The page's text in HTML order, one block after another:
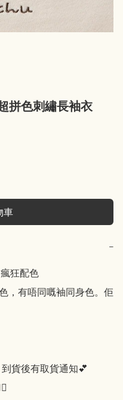
拼色刺繡長袖衣
車
−
狂配色
，有唔同嘅袖同身色。佢
貨後有取貨通知💕